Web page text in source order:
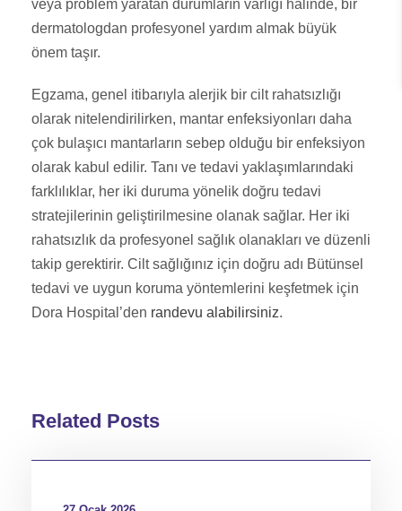
veya problem yaratan durumların varlığı halinde, bir
dermatologdan profesyonel yardım almak büyük
önem taşır.
Egzama, genel itibarıyla alerjik bir cilt rahatsızlığı
olarak nitelendirilirken, mantar enfeksiyonları daha
çok bulaşıcı mantarların sebep olduğu bir enfeksiyon
olarak kabul edilir. Tanı ve tedavi yaklaşımlarındaki
farklılıklar, her iki duruma yönelik doğru tedavi
stratejilerinin geliştirilmesine olanak sağlar. Her iki
rahatsızlık da profesyonel sağlık olanakları ve düzenli
takip gerektirir. Cilt sağlığınız için doğru adı Bütünsel
tedavi ve uygun koruma yöntemlerini keşfetmek için
Dora Hospital’den randevu alabilirsiniz.
Related Posts